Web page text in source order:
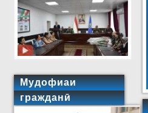
Мудофиаи
гражданӣ